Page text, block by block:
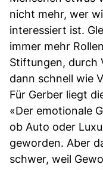
nicht mehr, wer
interessiert ist.
immer mehr
Stiftungen, durch
dann schnell wie
Für Gerber liegt
«Der emotionale
ob Auto oder
geworden. Aber
schwer, weil